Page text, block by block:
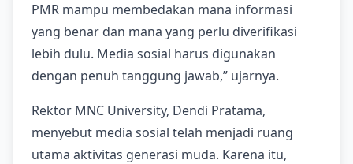
PMR mampu membedakan mana informasi
yang benar dan mana yang perlu diverifikasi
lebih dulu. Media sosial harus digunakan
dengan penuh tanggung jawab,” ujarnya.
Rektor MNC University, Dendi Pratama,
menyebut media sosial telah menjadi ruang
utama aktivitas generasi muda. Karena itu,